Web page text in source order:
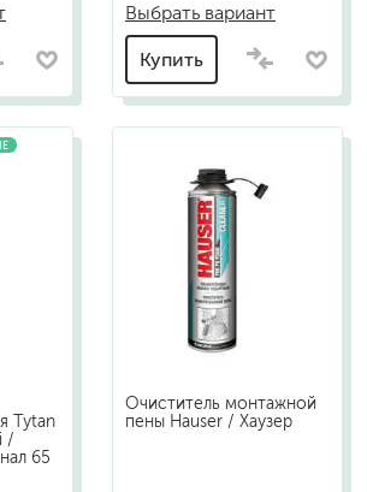
Выбрать вариант
Купить
Tytan
/
65
Очиститель монтажной
пены Hauser / Хаузер